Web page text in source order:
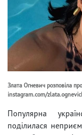
Злата Огневич розповіла
instagram.com/
Популярна
поділилася